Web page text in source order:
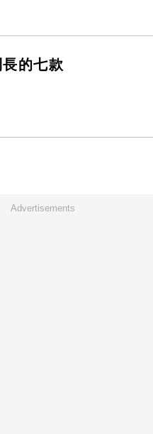
的七款
Advertisements